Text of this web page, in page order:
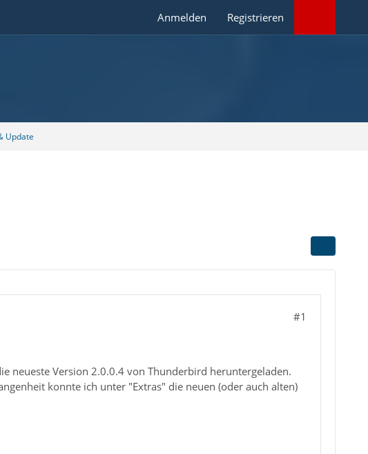
Anmelden Registrieren
Update
#1
neueste Version 2.0.0.4 von Thunderbird heruntergeladen.
konnte ich unter "Extras" die neuen (oder auch alten)